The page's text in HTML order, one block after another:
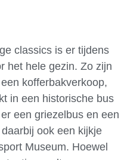
classics is er tijdens
het hele gezin. Zo zijn
kofferbakverkoop,
in een historische bus
een griezelbus en een
ook een kijkje
Museum. Hoewel